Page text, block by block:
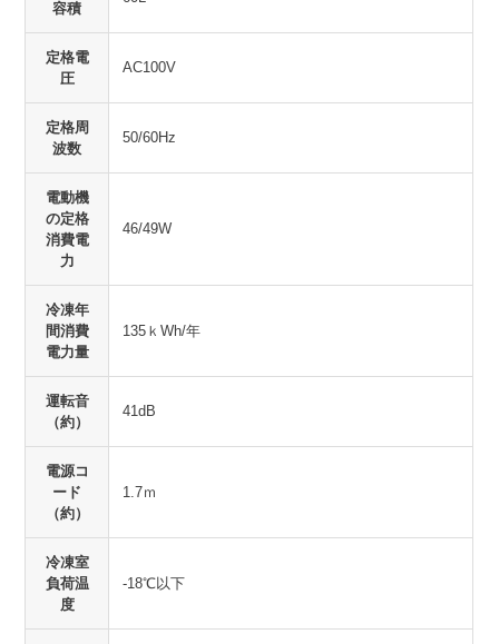
容積
定格電
圧
AC100V
定格周
波数
50/60Hz
電動機
の定格
消費電
力
46/49W
冷凍年
間消費
電力量
135ｋWh/年
運転音
（約）
41dB
電源コ
ード
（約）
1.7ｍ
冷凍室
負荷温
度
-18℃以下